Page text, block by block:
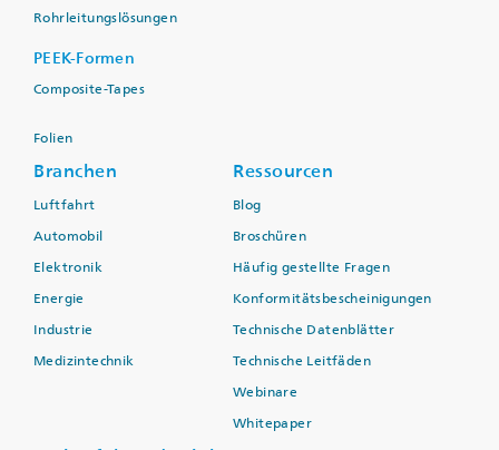
Rohrleitungslösungen
PEEK-Formen
Composite-Tapes
Folien
Branchen
Luftfahrt
Automobil
Elektronik
Energie
Industrie
Medizintechnik
Ressourcen
Blog
Broschüren
Häufig gestellte Fragen
Konformitätsbescheinigungen
Technische Datenblätter
Technische Leitfäden
Webinare
Whitepaper